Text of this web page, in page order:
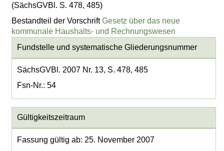
(SächsGVBl. S. 478, 485)
Bestandteil der VorschriftGesetz über das neue
kommunale Haushalts- und Rechnungswesen
Fundstelle und systematische Gliederungsnummer
SächsGVBl. 2007 Nr. 13, S. 478, 485
Fsn-Nr.: 54
Gültigkeitszeitraum
Fassung gültig ab: 25. November 2007